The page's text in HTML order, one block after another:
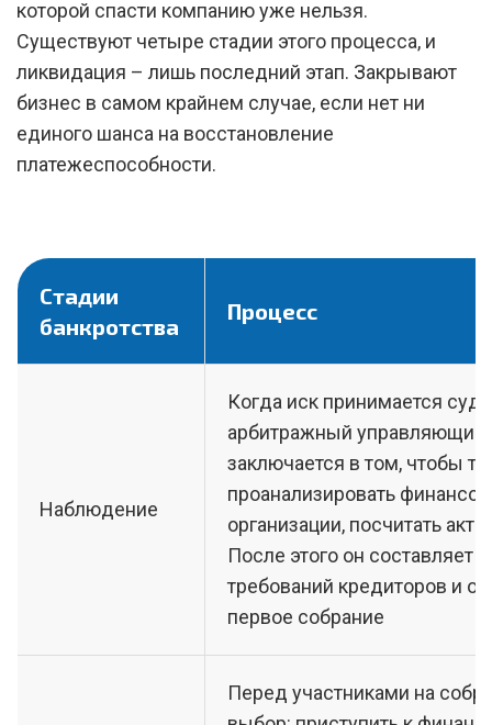
которой спасти компанию уже нельзя.
Существуют четыре стадии этого процесса, и
ликвидация – лишь последний этап. Закрывают
бизнес в самом крайнем случае, если нет ни
единого шанса на восстановление
платежеспособности.
Стадии
банкротства
Процесс
Наблюдение
Когда иск принимается
арбитражный управляющий.
заключается в том, чтобы
проанализировать
организации, посчитать
После этого он составляет
требований кредиторов и
первое собрание
Перед участниками на